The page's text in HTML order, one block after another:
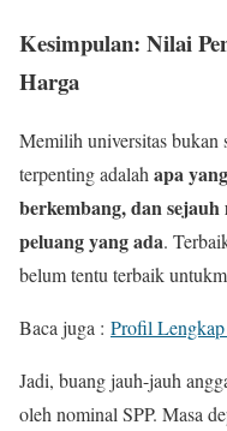
Kesimpulan: Nilai
Harga
Memilih universitas bukan
terpenting adalah apa
berkembang, dan
peluang yang ada.
belum tentu terbaik
Baca juga : Profil
Jadi, buang jauh-jauh
oleh nominal SPP. Masa